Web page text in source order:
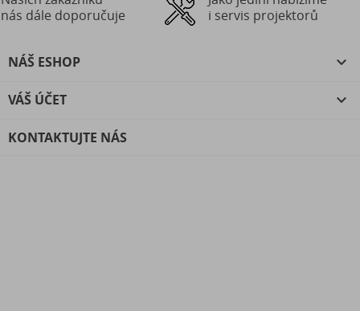
nás dále doporučuje
i servis projektorů
NÁŠ ESHOP 
VÁŠ ÚČET 
KONTAKTUJTE NÁS